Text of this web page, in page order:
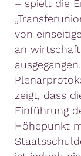
– spielt die
von
an
zeigt, dass
Einführung
Höhepunkt